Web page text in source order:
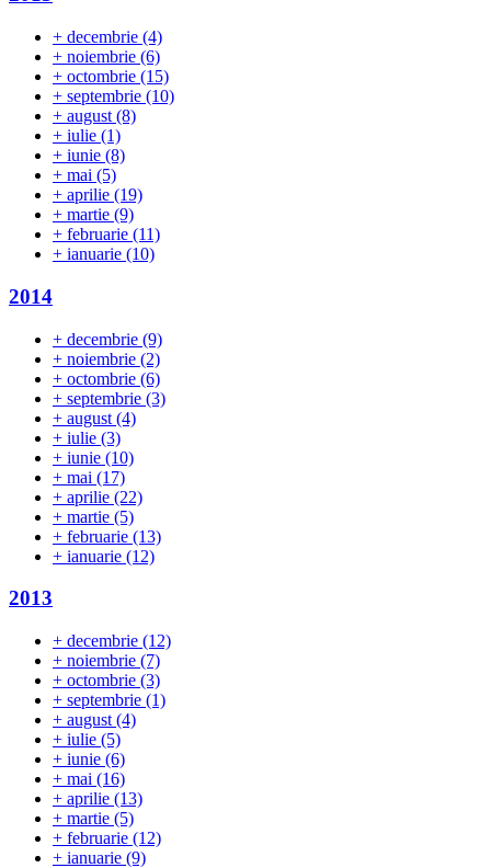
+ decembrie (4)
+ noiembrie (6)
+ octombrie (15)
+ septembrie (10)
+ august (8)
+ iulie (1)
+ iunie (8)
+ mai (5)
+ aprilie (19)
+ martie (9)
+ februarie (11)
+ ianuarie (10)
2014
+ decembrie (9)
+ noiembrie (2)
+ octombrie (6)
+ septembrie (3)
+ august (4)
+ iulie (3)
+ iunie (10)
+ mai (17)
+ aprilie (22)
+ martie (5)
+ februarie (13)
+ ianuarie (12)
2013
+ decembrie (12)
+ noiembrie (7)
+ octombrie (3)
+ septembrie (1)
+ august (4)
+ iulie (5)
+ iunie (6)
+ mai (16)
+ aprilie (13)
+ martie (5)
+ februarie (12)
+ ianuarie (9)